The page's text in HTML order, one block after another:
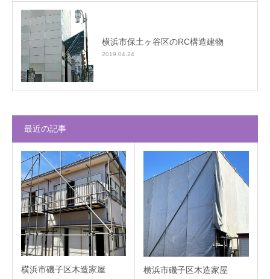
横浜市保土ヶ谷区のRC構造建物
2019.04.24
最近の記事
横浜市磯子区木造家屋 横浜市磯子区木造家屋